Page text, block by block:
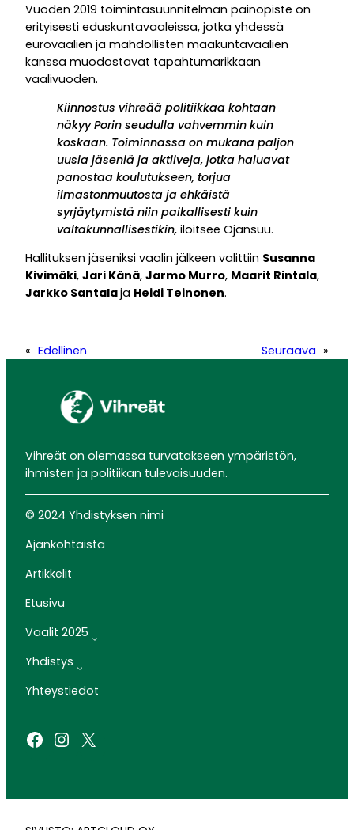
Vuoden 2019 toimintasuunnitelman painopiste on
erityisesti eduskuntavaaleissa, jotka yhdessä
eurovaalien ja mahdollisten maakuntavaalien
kanssa muodostavat tapahtumarikkaan
vaalivuoden.
Kiinnostus vihreää politiikkaa kohtaan
näkyy Porin seudulla vahvemmin kuin
koskaan. Toiminnassa on mukana paljon
uusia jäseniä ja aktiiveja, jotka haluavat
panostaa koulutukseen, torjua
ilmastonmuutosta ja ehkäistä
syrjäytymistä niin paikallisesti kuin
valtakunnallisestikin, iloitsee Ojansuu.
Hallituksen jäseniksi vaalin jälkeen valittiin Susanna
Kivimäki, Jari Känä, Jarmo Murro, Maarit Rintala,
Jarkko Santalaja Heidi Teinonen.
« Edellinen Seuraava »
Vihreät on olemassa turvatakseen ympäristön,
ihmisten ja politiikan tulevaisuuden.
© 2024 Yhdistyksen nimi
Ajankohtaista
Artikkelit
Etusivu
Vaalit 2025
Yhdistys
Yhteystiedot
Facebook Instagram X